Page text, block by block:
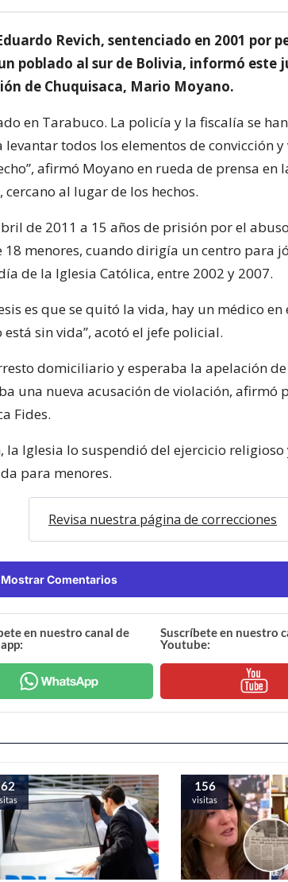
Revich, sentenciado en 2001 por
poblado al sur de Bolivia, informó este
de Chuquisaca, Mario Moyano.
en Tarabuco. La policía y la fiscalía se han
todos los elementos de convicción y
afirmó Moyano en rueda de prensa en
cercano al lugar de los hechos.
de 2011 a 15 años de prisión por el abuso
menores, cuando dirigía un centro para
de la Iglesia Católica, entre 2002 y 2007.
es que se quitó la vida, hay un médico
sin vida”, acotó el jefe policial.
domiciliario y esperaba la apelación
una nueva acusación de violación, afirmó
Fides.
la Iglesia lo suspendió del ejercicio religioso
para menores.
Revisa nuestra página de correcciones
Mostrar Comentarios
en nuestro canal de
Suscríbete en nuestro
Youtube:
156
visitas